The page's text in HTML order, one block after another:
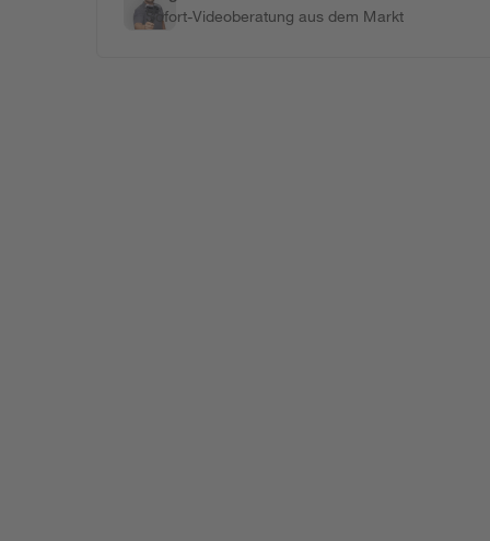
Sofort-Videoberatung aus dem Markt